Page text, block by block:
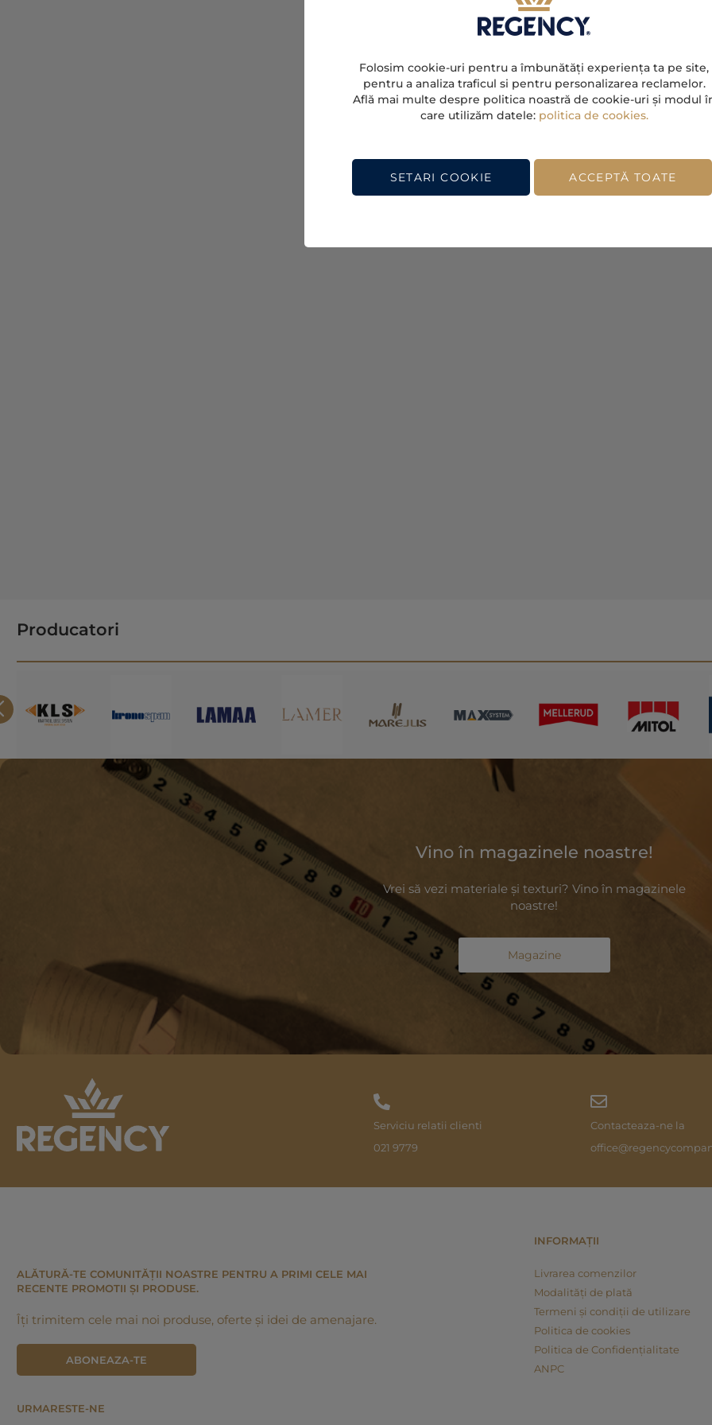
Producatori
Vino în magazinele noastre!
Vrei să vezi materiale și texturi? Vino în magazinele
noastre!
Magazine
Serviciu relatii clienti
021 9779
Contacteaza-ne la
ALĂTURĂ-TE COMUNITĂȚII NOASTRE PENTRU A PRIMI CELE MAI
RECENTE PROMOTII ȘI PRODUSE.
Îți trimitem cele mai noi produse, oferte și idei de amenajare.
ABONEAZA-TE
URMARESTE-NE
INFORMAȚII
Livrarea comenzilor
Modalități de plată
Termeni și condiții de utilizare
Politica de cookies
Politica de Confidențialitate
ANPC
Folosim cookie-uri pentru a îmbunătăți experiența ta pe site,
pentru a analiza traficul si pentru personalizarea reclamelor.
Află mai multe despre politica noastră de cookie-uri și modul
care utilizăm datele: politica de cookies.
ACCEPTĂ TOATE
SETARI COOKIE